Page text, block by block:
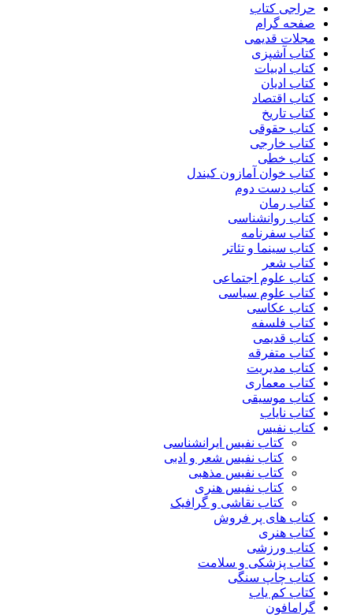
حراجی کتاب
صفحه گرام
مجلات قدیمی
کتاب آشپزی
کتاب ادبیات
کتاب ادیان
کتاب اقتصاد
کتاب تاریخ
کتاب حقوقی
کتاب خارجی
کتاب خطی
کتاب خوان آمازون کیندل
کتاب دست دوم
کتاب رمان
کتاب روانشناسی
کتاب سفرنامه
کتاب سینما و تئاتر
کتاب شعر
کتاب علوم اجتماعی
کتاب علوم سیاسی
کتاب عکاسی
کتاب فلسفه
کتاب قدیمی
کتاب متفرقه
کتاب مدیریت
کتاب معماری
کتاب موسیقی
کتاب نایاب
کتاب نفیس
کتاب نفیس ایرانشناسی
کتاب نفیس شعر و ادبی
کتاب نفیس مذهبی
کتاب نفیس هنری
کتاب نقاشی و گرافیک
کتاب های پر فروش
کتاب هنری
کتاب ورزشی
کتاب پزشکی و سلامت
کتاب چاپ سنگی
کتاب کم یاب
گرامافون